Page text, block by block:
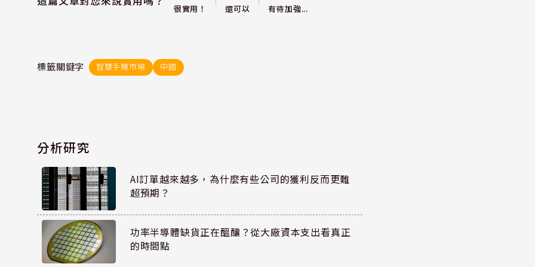
很實用！ 還可以 有待加強...
標籤關鍵字 智慧手機市場 中國
分析研究
AI訂單越來越多，為什麼有些公司的獲利反而更難
超預期？
功率半導體缺貨正在醞釀？從大廠資本支出看真正
的時間點